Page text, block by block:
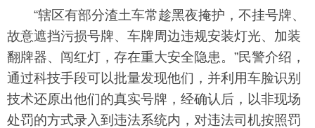
“辖区有部分渣土车常趁黑夜掩护，不挂号牌、
故意遮挡污损号牌、车牌周边违规安装灯光、加装
翻牌器、闯红灯，存在重大安全隐患。”民警介绍，
通过科技手段可以批量发现他们，并利用车脸识别
技术还原出他们的真实号牌，经确认后，以非现场
处罚的方式录入到违法系统内，对违法司机按照罚